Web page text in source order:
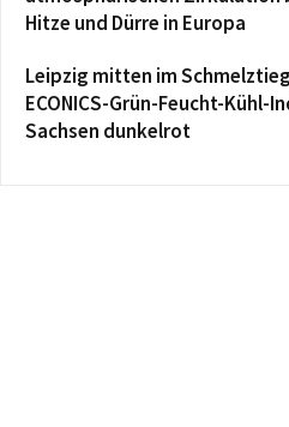
Hitze und Dürre in Europa
Leipzig mitten im
ECONICS-Grün-Feucht-Kühl-
Sachsen dunkelrot